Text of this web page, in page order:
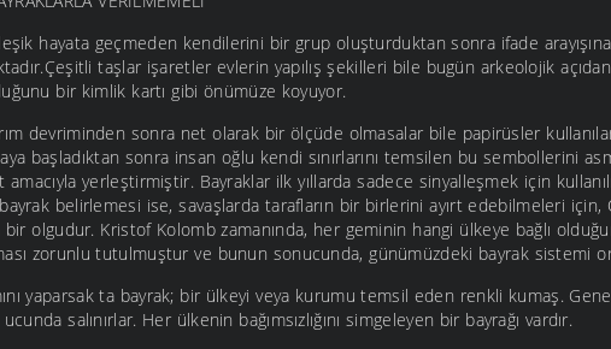
hayata geçmeden kendilerini bir grup oluşturduktan sonra ifade
taşlar işaretler evlerin yapılış şekilleri bile bugün arkeolojik
bir kimlik kartı gibi önümüze koyuyor.
devriminden sonra net olarak bir ölçüde olmasalar bile papirüsler
başladıktan sonra insan oğlu kendi sınırlarını temsilen bu sembollerini
yerleştirmiştir. Bayraklar ilk yıllarda sadece sinyalleşmek için
belirlemesi ise, savaşlarda tarafların bir birlerini ayırt edebilmeleri için,
bir olgudur. Kristof Kolomb zamanında, her geminin hangi ülkeye bağlı
zorunlu tutulmuştur ve bunun sonucunda, günümüzdeki bayrak sistemi
yaparsak ta bayrak; bir ülkeyi veya kurumu temsil eden renkli kumaş.
salınırlar. Her ülkenin bağımsızlığını simgeleyen bir bayrağı vardır.